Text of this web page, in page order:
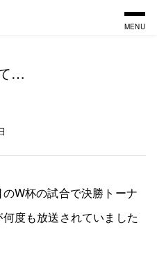
MENU
…
W杯の試合で決勝トーナ
度も放送されていました